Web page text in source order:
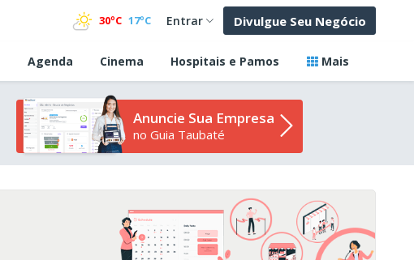
30ºC 17ºC Entrar Divulgue Seu Negócio
Agenda Cinema Hospitais e Pamos Mais
Anuncie Sua Empresa
no Guia Taubaté